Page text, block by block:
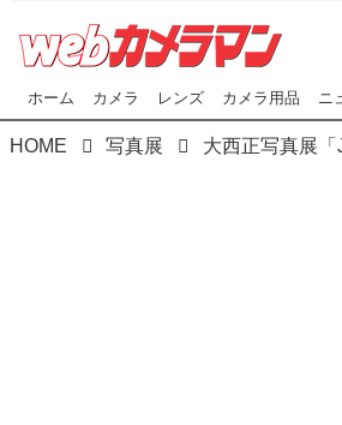
ホーム カメラ レンズ カメラ用品 ニ
HOME 写真展